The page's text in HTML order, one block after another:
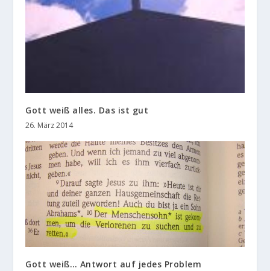
Gott weiß alles. Das ist gut
26. März 2014
Gott weiß… Antwort auf jedes Problem